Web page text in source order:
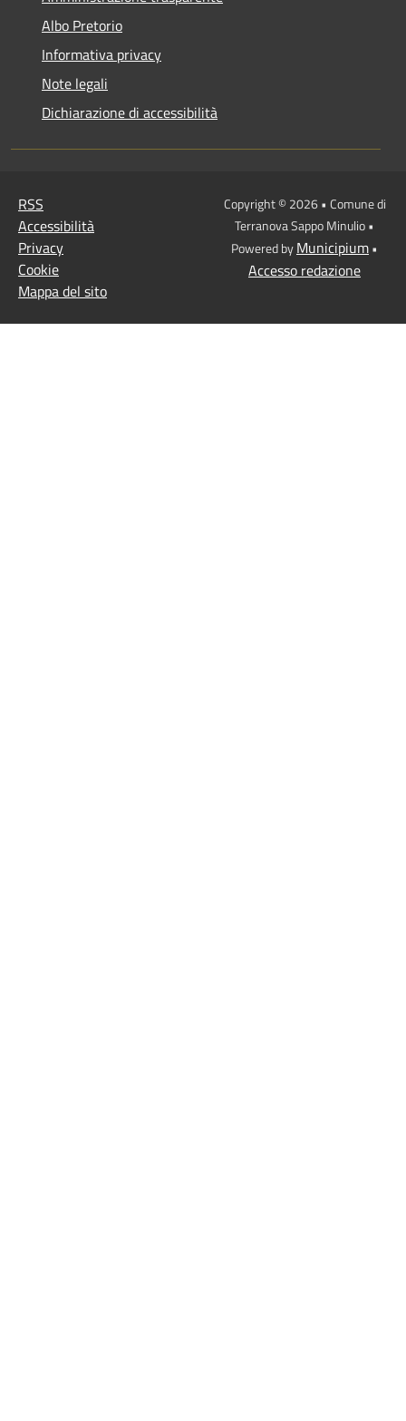
Albo Pretorio
Informativa privacy
Note legali
Dichiarazione di accessibilità
RSS
Accessibilità
Privacy
Cookie
Mappa del sito
Copyright © 2026 • Comune di
Terranova Sappo Minulio •
Powered byMunicipium•
Accesso redazione